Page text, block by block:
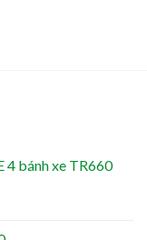
4 bánh xe TR660